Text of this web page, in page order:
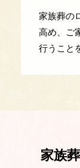
家族葬の
高め、ご
行うこと
家族